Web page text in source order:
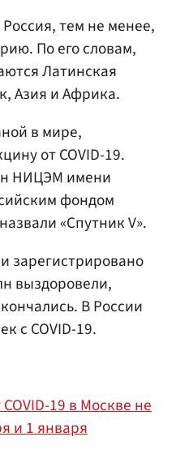
тем не менее,
По его словам,
Латинская
Азия и Африка.
в мире,
от COVID-19.
НИЦЭМ имени
фондом
«Спутник V».
зарегистрировано
выздоровели,
В России
с COVID-19.
19 в Москве не
и 1 января